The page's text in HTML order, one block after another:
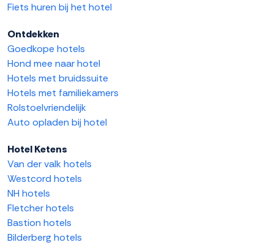
Fiets huren bij het hotel
Ontdekken
Goedkope hotels
Hond mee naar hotel
Hotels met bruidssuite
Hotels met familiekamers
Rolstoelvriendelijk
Auto opladen bij hotel
Hotel Ketens
Van der valk hotels
Westcord hotels
NH hotels
Fletcher hotels
Bastion hotels
Bilderberg hotels